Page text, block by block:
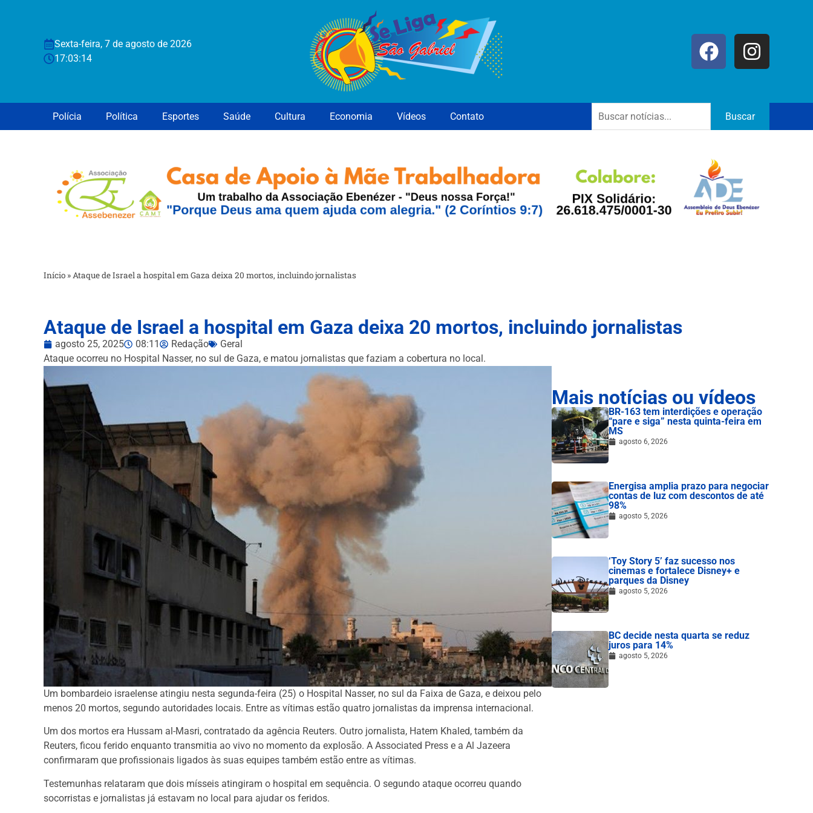
Sexta-feira, 7 de agosto de 2026
17:03:15
Polícia Política Esportes Saúde Cultura Economia Vídeos Contato Buscar
Início »Ataque de Israel a hospital em Gaza deixa 20 mortos, incluindo jornalistas
Ataque de Israel a hospital em Gaza deixa 20 mortos, incluindo jornalistas
agosto 25, 2025 08:11 Redação
Geral
Ataque ocorreu no Hospital Nasser, no sul de Gaza, e matou jornalistas que faziam a cobertura no local.
Um bombardeio israelense atingiu nesta segunda-feira (25) o Hospital Nasser, no sul da Faixa de Gaza, e deixou pelo
menos 20 mortos, segundo autoridades locais. Entre as vítimas estão quatro jornalistas da imprensa internacional.
Um dos mortos era Hussam al-Masri, contratado da agência Reuters. Outro jornalista, Hatem Khaled, também da
Reuters, ficou ferido enquanto transmitia ao vivo no momento da explosão. A Associated Press e a Al Jazeera
confirmaram que profissionais ligados às suas equipes também estão entre as vítimas.
Testemunhas relataram que dois mísseis atingiram o hospital em sequência. O segundo ataque ocorreu quando
socorristas e jornalistas já estavam no local para ajudar os feridos.
Mais notícias ou vídeos
BR-163 tem interdições e operação
“pare e siga” nesta quinta-feira em
MS
agosto 6, 2026
Energisa amplia prazo para negociar
contas de luz com descontos de até
98%
agosto 5, 2026
‘Toy Story 5’ faz sucesso nos
cinemas e fortalece Disney+ e
parques da Disney
agosto 5, 2026
BC decide nesta quarta se reduz
juros para 14%
agosto 5, 2026